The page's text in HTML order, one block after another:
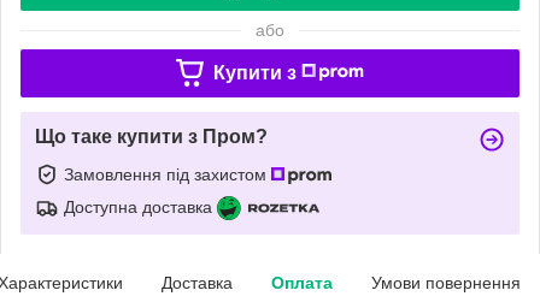
або
Купити з
Що таке купити з Пром?
Замовлення під захистом
Доступна доставка
Доставка Оплата Умови повернення